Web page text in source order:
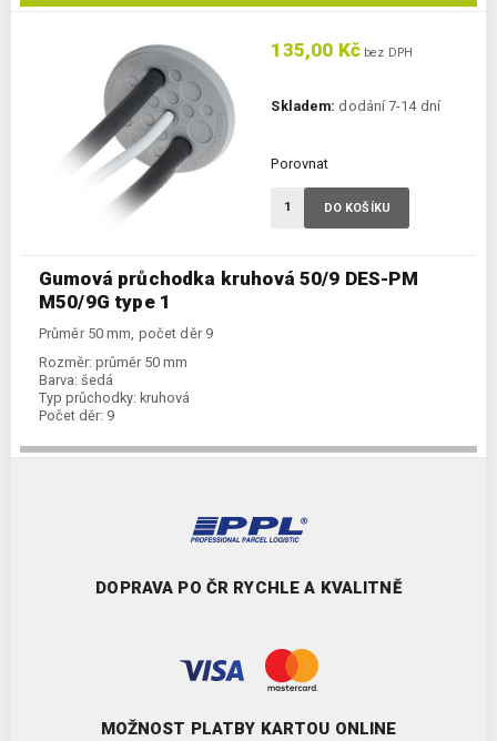
Gumová průchodka kruhová 50/9 DES-PM
M50/9G type 1
Průměr 50 mm, počet děr 9
Rozměr: průměr 50 mm
Barva: šedá
Typ průchodky: kruhová
Počet děr: 9
135,00 Kč bez DPH
Skladem: dodání 7-14 dní
Porovnat
DO KOŠÍKU
DOPRAVA PO ČR RYCHLE A KVALITNĚ
MOŽNOST PLATBY KARTOU ONLINE